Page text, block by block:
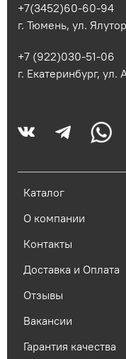
Каталог
О компании
Контакты
Доставка и Оплата
Отзывы
Вакансии
Гарантия качества
+7(3452)60-60-94
г. Тюмень, ул.
+7 (922)030-51-06
г. Екатеринбург,